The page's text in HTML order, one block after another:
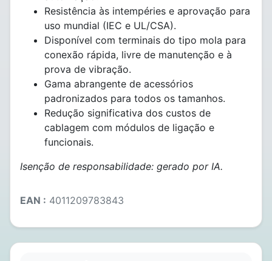
Resistência às intempéries e aprovação para
uso mundial (IEC e UL/CSA).
Disponível com terminais do tipo mola para
conexão rápida, livre de manutenção e à
prova de vibração.
Gama abrangente de acessórios
padronizados para todos os tamanhos.
Redução significativa dos custos de
cablagem com módulos de ligação e
funcionais.
Isenção de responsabilidade: gerado por IA.
EAN : 4011209783843